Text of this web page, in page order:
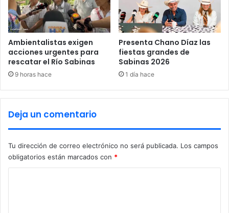
l
d
e
V
i
l
l
U
i
a
b
l
e
s
d
e
a
Ambientalistas exigen
acciones urgentes para
rescatar el Río Sabinas
9 horas hace
Presenta Chano Díaz las
fiestas grandes de
Sabinas 2026
1 día hace
Deja un comentario
Tu dirección de correo electrónico no será publicada. Los campos
obligatorios están marcados con *